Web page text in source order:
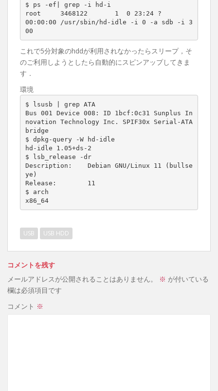
$ ps -ef| grep -i hd-i
root     3468122       1  0 23:24 ?
00:00:00 /usr/sbin/hd-idle -i 0 -a sdb -i 3
00
これで5分対象のhddが利用されなかったらスリープ，そ
のご利用しようとしたら自動的にスピンアップしてきま
す．
環境
$ lsusb | grep ATA
Bus 001 Device 008: ID 1bcf:0c31 Sunplus In
novation Technology Inc. SPIF30x Serial-ATA
bridge
$ dpkg-query -W hd-idle
hd-idle 1.05+ds-2
$ lsb_release -dr
Description:    Debian GNU/Linux 11 (bullse
ye)
Release:        11
$ arch
x86_64
USB USB HDD
コメントを残す
メールアドレスが公開されることはありません。
※ が付いている
欄は必須項目です
コメント ※